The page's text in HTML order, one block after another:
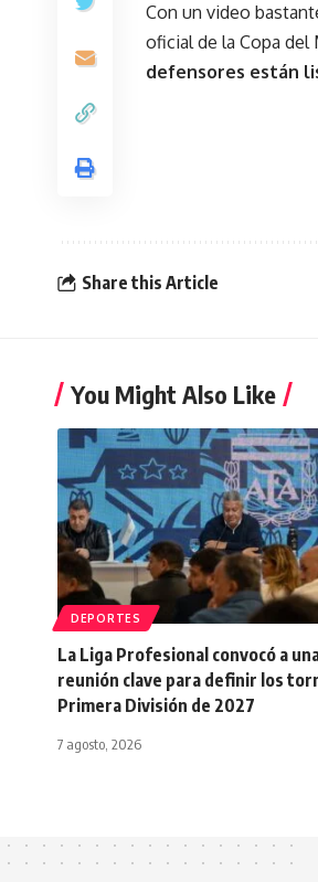
Con un video
oficial de la Copa del
defensores están
Share this Article
You Might Also Like
DEPORTES
La Liga Profesional convocó a
reunión clave para definir los
Primera División de 2027
7 agosto, 2026